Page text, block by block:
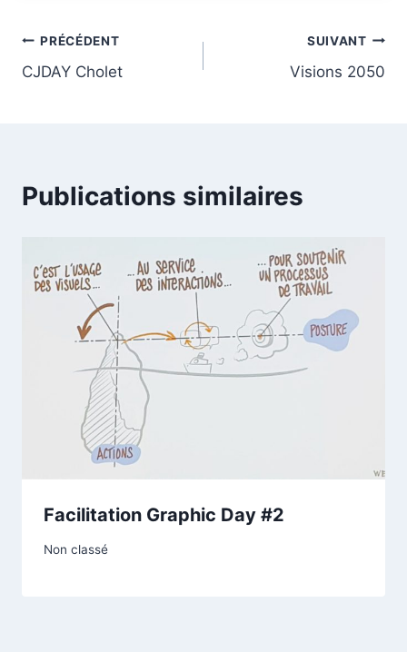
Navigation
de
PRÉCÉDENT
CJDAY Cholet
SUIVANT
Visions 2050
Publications similaires
Facilitation Graphic Day #2
Non classé